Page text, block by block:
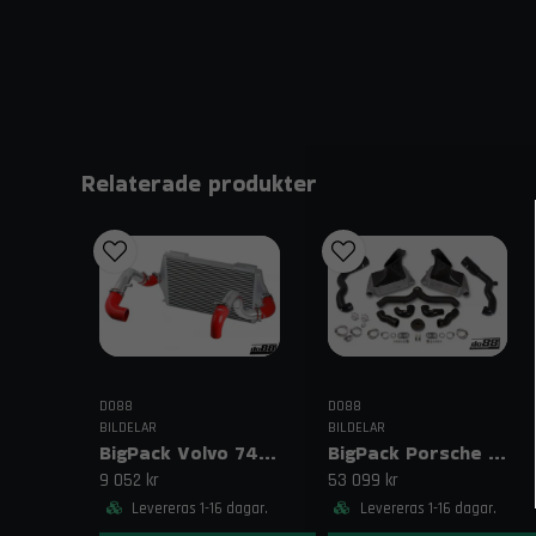
Relaterade produkter
DO88
BILDELAR
BigPack Volvo 740/940 Turbo (92–98) Röd – 76 mm spjällhus
9 052 kr
Levereras 1-16 dagar.
DO88
BILDELAR
BigPack Porsche 911 Turbo (997.1) Svart – Komplett intercoolerkit
53 099 kr
Levereras 1-16 dagar.